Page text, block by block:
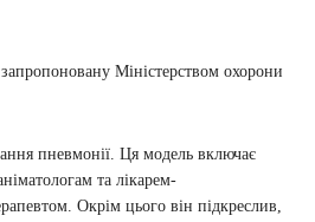
Міністерством охорони
пневмонії. Ця модель включає
та лікарем-
Окрім цього він підкреслив,